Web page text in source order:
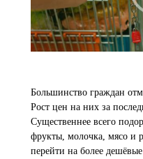
Большинство граждан
Рост цен на них за
Существеннее всего
фрукты, молочка, мясо и
перейти на более